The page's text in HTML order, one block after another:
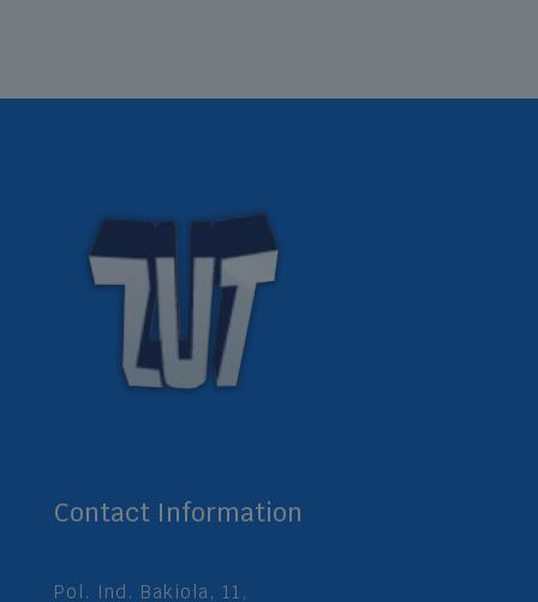
Contact Information
Pol. Ind. Bakiola, 11,